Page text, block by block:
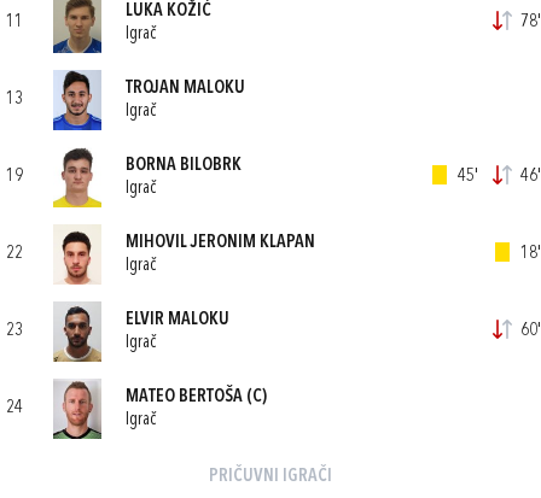
11
LUKA KOŽIĆ
Igrač
78'
13
TROJAN MALOKU
Igrač
19
BORNA BILOBRK
Igrač
45' 46'
22
MIHOVIL JERONIM KLAPAN
Igrač
18'
23
ELVIR MALOKU
Igrač
60'
24
MATEO BERTOŠA (C)
Igrač
PRIČUVNI IGRAČI